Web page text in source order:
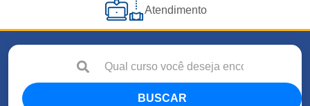
Atendimento
BUSCAR